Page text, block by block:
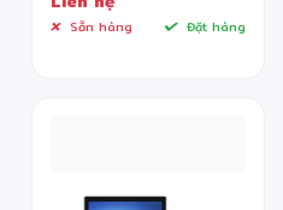
Sẵn hàng Đặt hàng